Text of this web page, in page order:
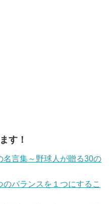
す！
名言集～野球人が贈る30の
バランスを１つにするこ